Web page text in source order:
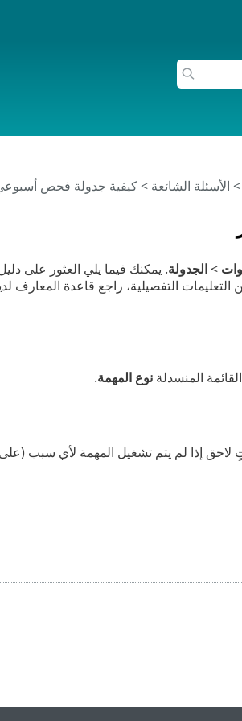
> الأسئلة الشائعة > كيفية جدولة فحص أسبوعي
>الجدولة. يمكنك فيما يلي العثور على
التفصيلية، راجع قاعدة المعارف
المنسدلة نوع المهمة.
لاحق إذا لم يتم تشغيل المهمة لأي سبب